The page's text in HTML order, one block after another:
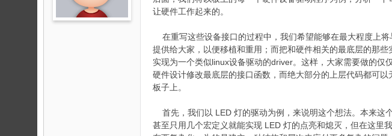
让硬件工作起来的。
在重写这些设备接口的过程中，我们希望能够在最大程度上将
提供给大家，以便移植和重用；而把和硬件相关的最底层的那些
实现为一个类似linux设备驱动的driver。这样，大家需要做的仅
硬件设计修改最底层的接口函数，而绝大部分的上层代码都可以
板子上。
首先，我们以 LED 灯的驱动为例，来说明这个想法。本来这
甚至只用几个宏定义就能实现 LED 灯的点亮和熄灭，但在这里